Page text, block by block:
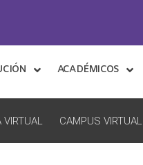
ACADÉMICOS
VIRTUAL CAMPUS VIRTUAL